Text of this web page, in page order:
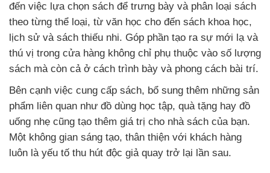
đến việc lựa chọn sách để trưng bày và phân loại sách
theo từng thể loại, từ văn học cho đến sách khoa học,
lịch sử và sách thiếu nhi. Góp phần tạo ra sự mới lạ và
thú vị trong cửa hàng không chỉ phụ thuộc vào số lượng
sách mà còn cả ở cách trình bày và phong cách bài trí.
Bên cạnh việc cung cấp sách, bổ sung thêm những sản
phẩm liên quan như đồ dùng học tập, quà tặng hay đồ
uống nhẹ cũng tạo thêm giá trị cho nhà sách của bạn.
Một không gian sáng tạo, thân thiện với khách hàng
luôn là yếu tố thu hút độc giả quay trở lại lần sau.